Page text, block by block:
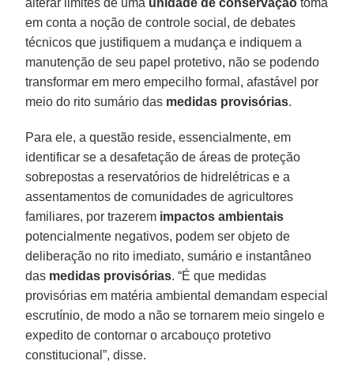
em conta a noção de controle social, de debates
técnicos que justifiquem a mudança e indiquem a
manutenção de seu papel protetivo, não se podendo
transformar em mero empecilho formal, afastável por
meio do rito sumário das medidas provisórias.
Para ele, a questão reside, essencialmente, em
identificar se a desafetação de áreas de proteção
sobrepostas a reservatórios de hidrelétricas e a
assentamentos de comunidades de agricultores
familiares, por trazerem impactos ambientais
potencialmente negativos, podem ser objeto de
deliberação no rito imediato, sumário e instantâneo
das medidas provisórias. “É que medidas
provisórias em matéria ambiental demandam especial
escrutínio, de modo a não se tornarem meio singelo e
expedito de contornar o arcabouço protetivo
constitucional”, disse.